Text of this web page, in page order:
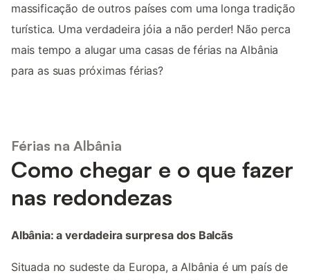
massificação de outros países com uma longa tradição
turística. Uma verdadeira jóia a não perder! Não perca
mais tempo a alugar uma casas de férias na Albânia
para as suas próximas férias?
Férias na Albânia
Como chegar e o que fazer
nas redondezas
Albânia: a verdadeira surpresa dos Balcãs
Situada no sudeste da Europa, a Albânia é um país de